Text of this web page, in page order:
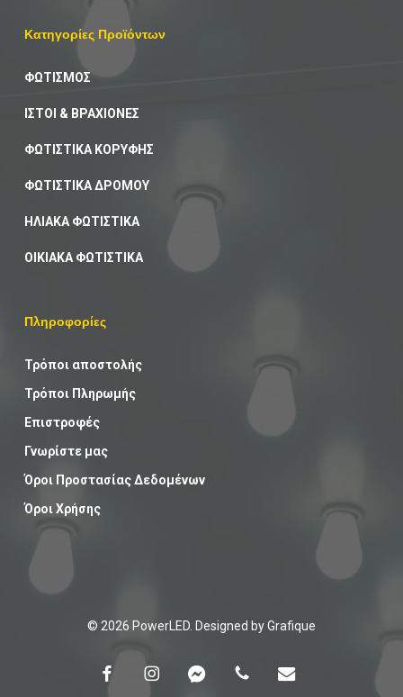
Υποσύνολο:
Καλάθι Ταμείο
Κατηγορίες Προϊόντων
ΦΩΤΙΣΜΟΣ
ΙΣΤΟΙ & ΒΡΑΧΙΟΝΕΣ
ΦΩΤΙΣΤΙΚΑ ΚΟΡΥΦΗΣ
ΦΩΤΙΣΤΙΚΑ ΔΡΟΜΟΥ
ΗΛΙΑΚΑ ΦΩΤΙΣΤΙΚΑ
ΟΙΚΙΑΚΑ ΦΩΤΙΣΤΙΚΑ
Πληροφορίες
Τρόποι αποστολής
Τρόποι Πληρωμής
Επιστροφές
Γνωρίστε μας
Όροι Προστασίας Δεδομένων
Όροι Χρήσης
© 2026 PowerLED. Designed byGrafique
facebookinstagrammessengerphone email